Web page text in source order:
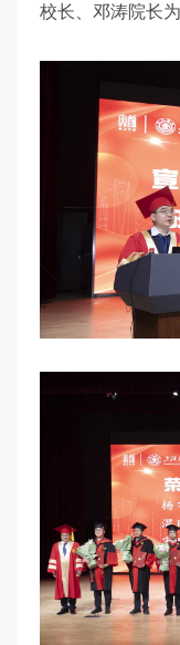
校长、邓涛院长